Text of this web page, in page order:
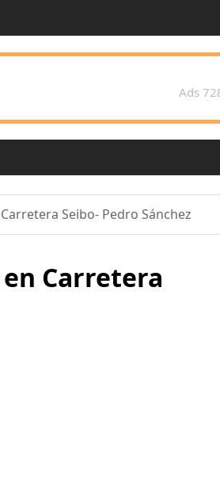
Ads
Seibo- Pedro Sánchez
Carretera